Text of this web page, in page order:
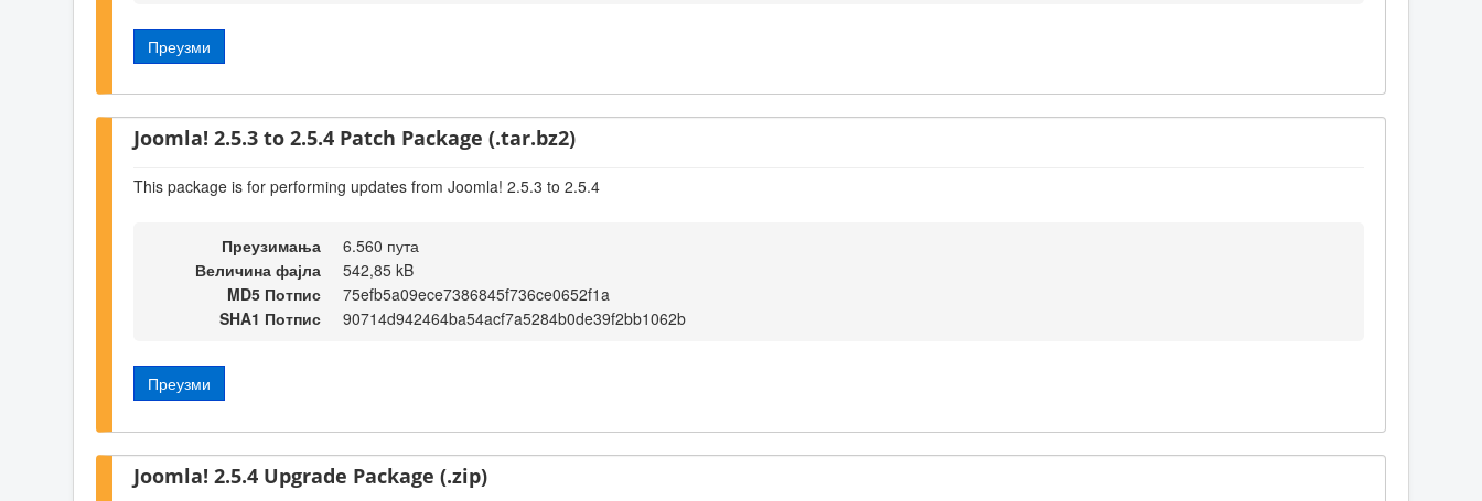
Преузми
Joomla! 2.5.3 to 2.5.4 Patch Package (.tar.bz2)
This package is for performing updates from Joomla! 2.5.3 to 2.5.4
Преузимања
6.560 пута
Величина фајла
542,85 kB
MD5 Потпис
75efb5a09ece7386845f736ce0652f1a
SHA1 Потпис
90714d942464ba54acf7a5284b0de39f2bb1062b
Преузми
Joomla! 2.5.4 Upgrade Package (.zip)